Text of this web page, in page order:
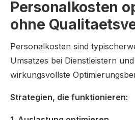
Personalkosten
ohne
Personalkosten sind
Umsatzes bei Dienstleistern
wirkungsvollste
Strategien, die funktionieren: